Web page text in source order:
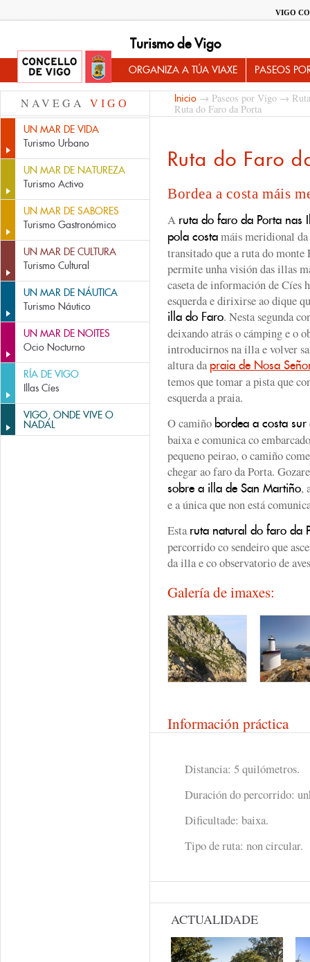
VIGO
Turismo de Vigo
ORGANIZA A TÚA VIAXE PASEOS
NAVEGA VIGO
UN MAR DE VIDA
Turismo Urbano
UN MAR DE NATUREZA
Turismo Activo
UN MAR DE SABORES
Turismo Gastronómico
UN MAR DE CULTURA
Turismo Cultural
UN MAR DE NÁUTICA
Turismo Náutico
UN MAR DE NOITES
Ocio Nocturno
RÍA DE VIGO
Illas Cíes
VIGO, ONDE VIVE O
NADAL
Inicio → Paseos por Vigo →
Ruta do Faro da Porta
Ruta do Faro
Bordea a costa máis
A ruta do faro da Porta nas
pola costamáis meridional da
transitado que a ruta do monte
permite unha visión das illas
caseta de información de Cíes
esquerda e dirixirse ao dique
illa do Faro. Nesta segunda
deixando atrás o cámping e o
introducirnos na illa e volver
altura da praia de Nosa
temos que tomar a pista que
esquerda a praia.
O camiño bordea a costa sur
baixa e comunica co
pequeno peirao, o camiño
chegar ao faro da Porta.
sobre a illa de San Martiño,
e a única que non está
Esta ruta natural do faro da
percorrido co sendeiro que
da illa e co observatorio de
Galería de imaxes:
Información práctica
Distancia: 5 quilómetros.
Duración do percorrido:
Dificultade: baixa.
Tipo de ruta: non circular.
ACTUALIDADE